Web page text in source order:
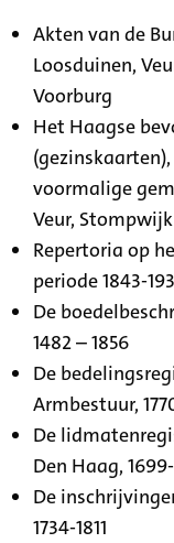
Akten van de
Loosduinen,
Voorburg
Het Haagse
voormalige
Veur,
Repertoria op
periode 1843-
De
1482 – 1856
De
Armbestuur,
De
Den Haag,
De
1734-1811